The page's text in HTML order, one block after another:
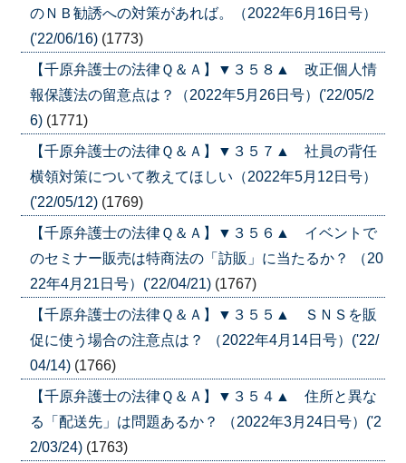
のＮＢ勧誘への対策があれば。（2022年6月16日号）
('22/06/16) (1773)
【千原弁護士の法律Ｑ＆Ａ】▼３５８▲ 改正個人情
報保護法の留意点は？（2022年5月26日号）('22/05/2
6) (1771)
【千原弁護士の法律Ｑ＆Ａ】▼３５７▲ 社員の背任
横領対策について教えてほしい（2022年5月12日号）
('22/05/12) (1769)
【千原弁護士の法律Ｑ＆Ａ】▼３５６▲ イベントで
のセミナー販売は特商法の「訪販」に当たるか？ （20
22年4月21日号）('22/04/21) (1767)
【千原弁護士の法律Ｑ＆Ａ】▼３５５▲ ＳＮＳを販
促に使う場合の注意点は？ （2022年4月14日号）('22/
04/14) (1766)
【千原弁護士の法律Ｑ＆Ａ】▼３５４▲ 住所と異な
る「配送先」は問題あるか？ （2022年3月24日号）('2
2/03/24) (1763)